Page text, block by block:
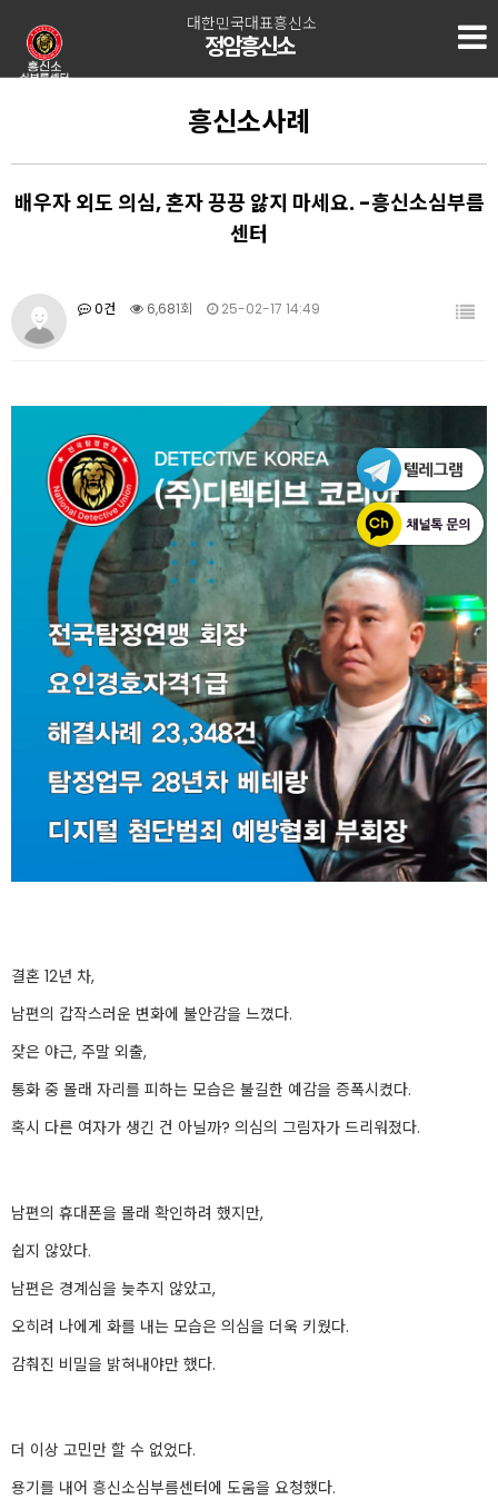
대한민국대표흥신소
정암흥신소
흥신소사례
배우자 외도 의심, 혼자 끙끙 앓지 마세요. -흥신소심부름
센터
0건 6,681회 25-02-17 14:49
결혼 12년 차,
남편의 갑작스러운 변화에 불안감을 느꼈다.
잦은 야근, 주말 외출,
통화 중 몰래 자리를 피하는 모습은 불길한 예감을 증폭시켰다.
혹시 다른 여자가 생긴 건 아닐까? 의심의 그림자가 드리워졌다.
남편의 휴대폰을 몰래 확인하려 했지만,
쉽지 않았다.
남편은 경계심을 늦추지 않았고,
오히려 나에게 화를 내는 모습은 의심을 더욱 키웠다.
감춰진 비밀을 밝혀내야만 했다.
더 이상 고민만 할 수 없었다.
용기를 내어 흥신소심부름센터에 도움을 요청했다.